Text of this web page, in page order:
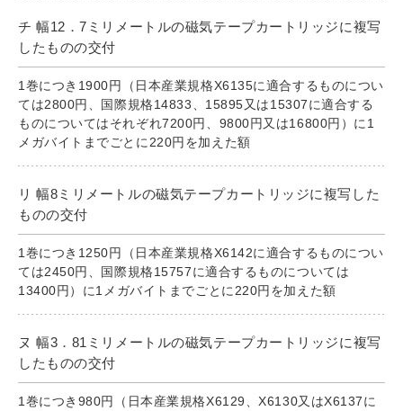
チ 幅12．7ミリメートルの磁気テープカートリッジに複写
したものの交付
1巻につき1900円（日本産業規格X6135に適合するものについ
ては2800円、国際規格14833、15895又は15307に適合する
ものについてはそれぞれ7200円、9800円又は16800円）に1
メガバイトまでごとに220円を加えた額
リ 幅8ミリメートルの磁気テープカートリッジに複写した
ものの交付
1巻につき1250円（日本産業規格X6142に適合するものについ
ては2450円、国際規格15757に適合するものについては
13400円）に1メガバイトまでごとに220円を加えた額
ヌ 幅3．81ミリメートルの磁気テープカートリッジに複写
したものの交付
1巻につき980円（日本産業規格X6129、X6130又はX6137に